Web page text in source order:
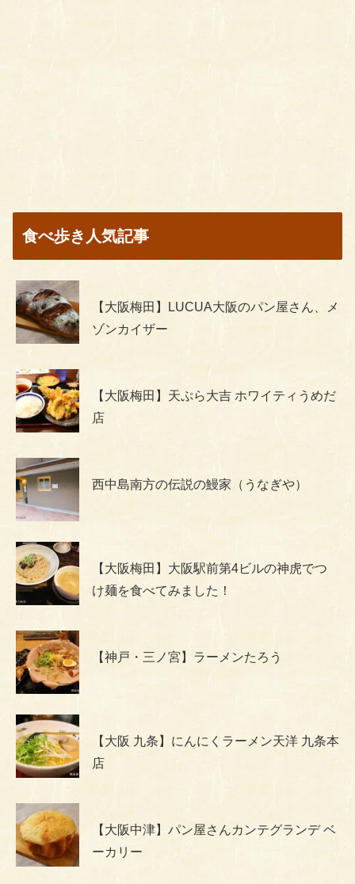
食べ歩き人気記事
【大阪梅田】LUCUA大阪のパン屋さん、メ
ゾンカイザー
【大阪梅田】天ぷら大吉 ホワイティうめだ
店
西中島南方の伝説の鰻家（うなぎや）
【大阪梅田】大阪駅前第4ビルの神虎でつ
け麺を食べてみました！
【神戸・三ノ宮】ラーメンたろう
【大阪 九条】にんにくラーメン天洋 九条本
店
【大阪中津】パン屋さんカンテグランデ ベ
ーカリー